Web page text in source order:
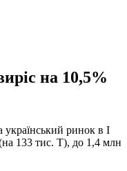
на 10,5%
український ринок в І
133 тис. Т), до 1,4 млн